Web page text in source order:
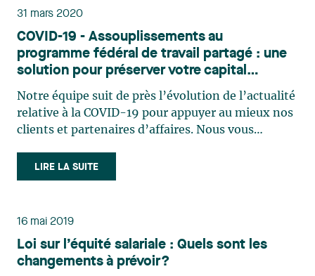
31 mars 2020
COVID-19 - Assouplissements au
programme fédéral de travail partagé : une
solution pour préserver votre capital
humain?
Notre équipe suit de près l’évolution de l’actualité
relative à la COVID-19 pour appuyer au mieux nos
clients et partenaires d’affaires. Nous vous
qui centralise tous les outils et l'information qui
sont produits par nos professionnels. On peut (…)
LIRE LA SUITE
16 mai 2019
Loi sur l’équité salariale : Quels sont les
changements à prévoir?